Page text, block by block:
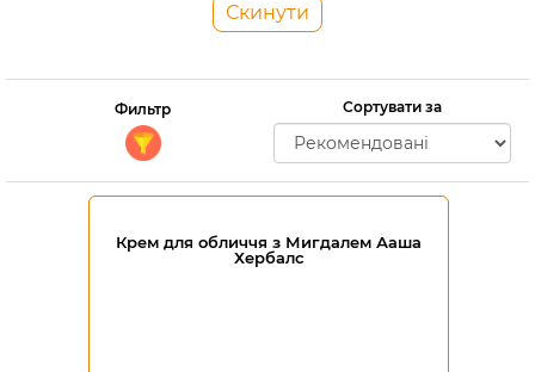
Скинути
Фильтр Сортувати за
Крем для обличчя з Мигдалем Ааша
Хербалс